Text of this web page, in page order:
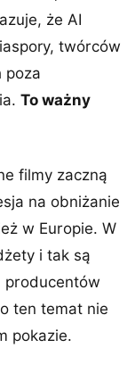
że AI
twórców
poza
To ważny
filmy zaczną
na obniżanie
w Europie. W
i tak są
producentów
ten temat nie
pokazie.